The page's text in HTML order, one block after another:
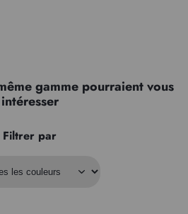
gamme pourraient vous
intéresser
Filtrer par